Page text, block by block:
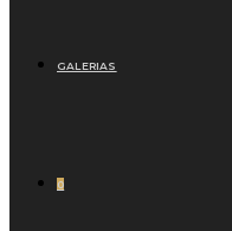
GALERIAS
0